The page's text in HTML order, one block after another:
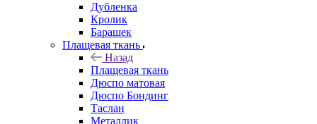
Дубленка
Кролик
Барашек
Плащевая ткань
Назад
Плащевая ткань
Дюспо матовая
Дюспо Бондинг
Таслан
Металлик